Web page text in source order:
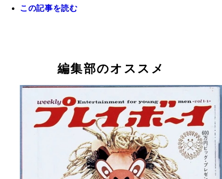
ル撮り下ろしグラビアを掲載！
この記事を読む
編集部のオススメ